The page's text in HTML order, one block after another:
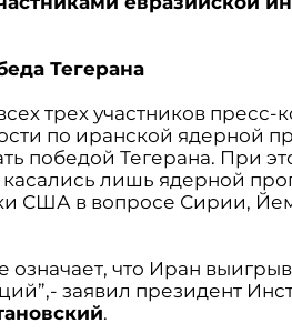
Тегерана
трех участников
по иранской ядерной
победой Тегерана. При
лишь ядерной
США в вопросе Сирии,
означает, что Иран
заявил президент
.